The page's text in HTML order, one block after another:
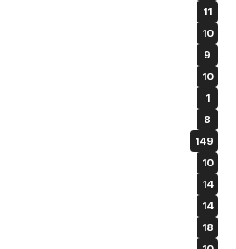
11
10
9
10
1
8
149
10
14
14
18